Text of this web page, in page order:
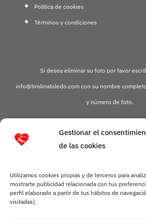
Gestionar el
de las cookies
Utilizamos cookies propias y de terceros para
mostrarte publicidad relacionada con tus
perfil elaborado a partir de tus hábitos de
visitadas).
Política de cookies
Términos y condiciones
Si desea eliminar su foto por favor
info@tirolinatoledo.com con su nombre
y número de foto.